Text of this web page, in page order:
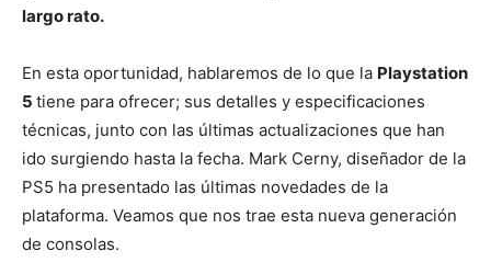
largo rato.
En esta oportunidad, hablaremos de lo que la Playstation
5 tiene para ofrecer; sus detalles y especificaciones
técnicas, junto con las últimas actualizaciones que han
ido surgiendo hasta la fecha. Mark Cerny, diseñador de la
PS5 ha presentado las últimas novedades de la
plataforma. Veamos que nos trae esta nueva generación
de consolas.